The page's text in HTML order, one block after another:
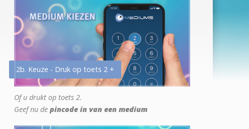
2b. Keuze - Druk op toets 2 +
Of u drukt op toets 2.
Geef nu de pincode in van een medium